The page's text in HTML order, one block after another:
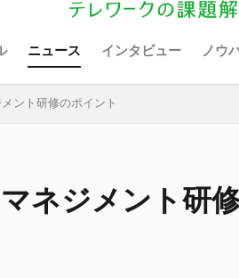
ニュース インタビュー ノウ
ント研修のポイント
ネジメント研